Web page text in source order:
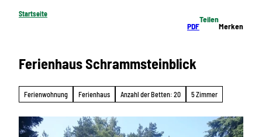
Startseite
PDF
Teilen
Merken
Ferienhaus Schrammsteinblick
Ferienwohnung Ferienhaus Anzahl der Betten: 20 5 Zimmer